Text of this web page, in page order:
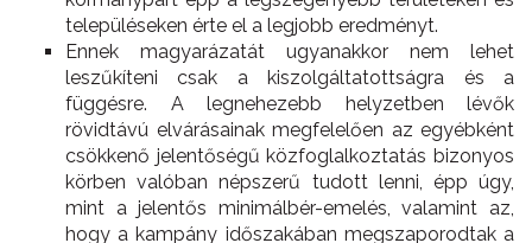
településeken érte el a legjobb eredményt.
Ennek magyarázatát ugyanakkor nem lehet
leszűkíteni csak a kiszolgáltatottságra és a
függésre. A legnehezebb helyzetben lévők
rövidtávú elvárásainak megfelelően az egyébként
csökkenő jelentőségű közfoglalkoztatás bizonyos
körben valóban népszerű tudott lenni, épp úgy,
mint a jelentős minimálbér-emelés, valamint az,
hogy a kampány időszakában megszaporodtak a